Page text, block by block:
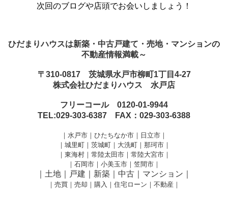
次回のブログや店頭でお会いしましょう！
ひだまりハウスは新築・中古戸建て・売地・マンションの
不動産情報満載～
〒310-0817 茨城県水戸市柳町1丁目4-27
株式会社ひだまりハウス 水戸店
フリーコール 0120-01-9944
TEL:029-303-6387 FAX：029-303-6388
｜水戸市｜ひたちなか市｜日立市｜
｜城里町｜茨城町｜大洗町｜那珂市｜
｜東海村｜常陸太田市｜常陸大宮市｜
｜石岡市｜小美玉市｜笠間市 ｜
｜土地｜戸建｜新築｜中古｜マンション｜
｜売買｜売却｜購入｜住宅ローン｜不動産｜